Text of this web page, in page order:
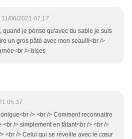
11/06/2021 07:17
quand je pense qu'avec du sable je suis
un gros pâté avec mon seau!!!<br />
/> bises
05:37
/> <br /> Comment reconnaitre
<br /> simplement en tâtant<br /> <br />
<br /> Celui qui se réveille avec le cœur